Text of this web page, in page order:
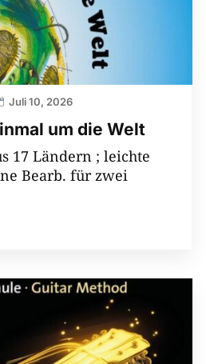
um die Welt
Juli 10, 2026
17 Ländern ; leichte
Bearb. für zwei